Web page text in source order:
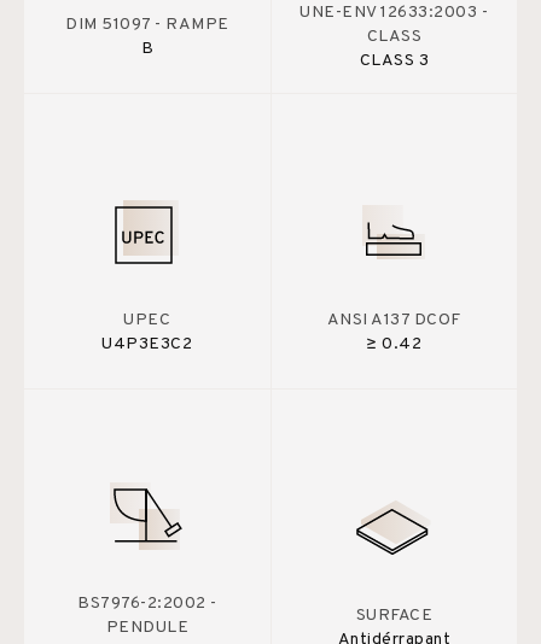
DIM 51097 - RAMPE
B
UNE-ENV 12633:2003 -
CLASS
CLASS 3
UPEC
U4P3E3C2
ANSI A137 DCOF
≥ 0.42
BS7976-2:2002 -
PENDULE
SURFACE
Antidérrapant